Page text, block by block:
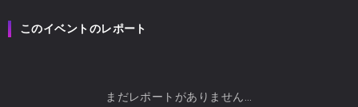
このイベントのレポート
まだレポートがありません...